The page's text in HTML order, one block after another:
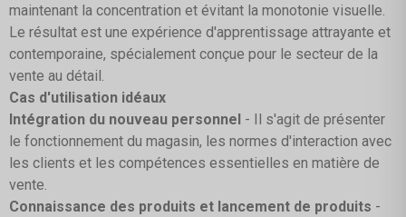
maintenant la concentration et évitant la monotonie visuelle.
Le résultat est une expérience d'apprentissage attrayante et
contemporaine, spécialement conçue pour le secteur de la
vente au détail.
Cas d'utilisation idéaux
Intégration du nouveau personnel - Il s'agit de présenter
le fonctionnement du magasin, les normes d'interaction avec
les clients et les compétences essentielles en matière de
vente.
Connaissance des produits et lancement de produits -